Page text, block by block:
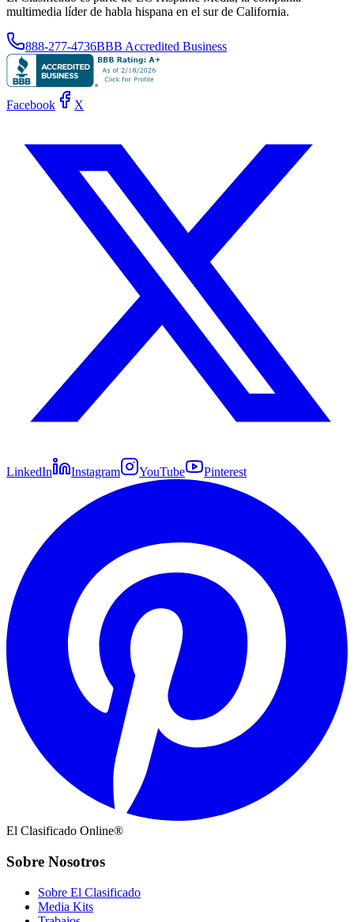
multimedia líder de habla hispana en el sur de California.
888-277-4736BBB Accredited Business
Facebook X
LinkedIn Instagram YouTube Pinterest
El Clasificado Online®
Sobre Nosotros
Sobre El Clasificado
Media Kits